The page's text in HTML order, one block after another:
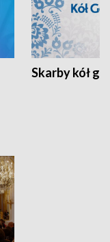
Skarby kół